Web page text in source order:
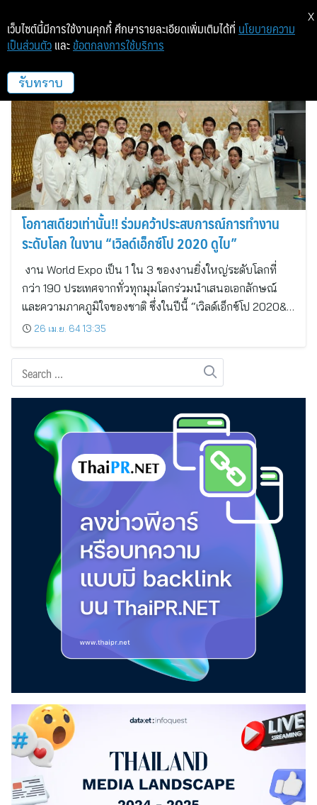
ไทยแลนด์ พาวิลเลี่ยน
โอกาสเดียวเท่านั้น!! ร่วมคว้าประสบการณ์การทำงาน
ระดับโลก ในงาน “เวิลด์เอ็กซ์โป 2020 ดูไบ”
งาน World Expo เป็น 1 ใน 3 ของงานยิ่งใหญ่ระดับโลกที่
กว่า 190 ประเทศจากทั่วทุกมุมโลกร่วมนำเสนอเอกลักษณ์
และความภาคภูมิใจของชาติ ซึ่งในปีนี้ “เวิลด์เอ็กซ์โป 2020&…
26 เม.ย. 64 13:35
เว็บไซต์นี้มีการใช้งานคุกกี้ ศึกษารายละเอียดเพิ่มเติมได้ที่ นโยบายความ
เป็นส่วนตัว และ ข้อตกลงการใช้บริการ
รับทราบ
X